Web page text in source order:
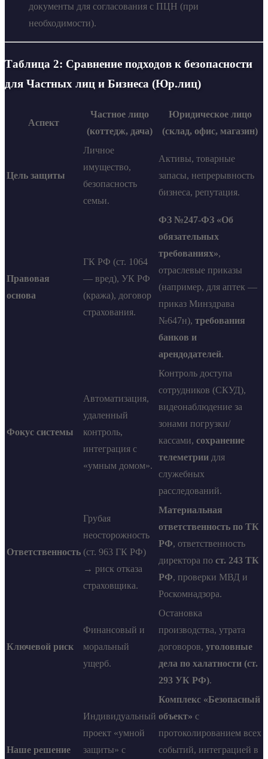
документы для согласования с ПЦН (при
необходимости).
Таблица 2: Сравнение подходов к безопасности
для Частных лиц и Бизнеса (Юр.лиц)
Аспект
Частное лицо
(коттедж, дача)
Юридическое лицо
(склад, офис, магазин)
Цель защиты
Личное
имущество,
безопасность
семьи.
Активы, товарные
запасы, непрерывность
бизнеса, репутация.
Правовая
основа
ГК РФ (ст. 1064
— вред), УК РФ
(кража), договор
страхования.
ФЗ №247-ФЗ «Об
обязательных
требованиях»,
отраслевые приказы
(например, для аптек —
приказ Минздрава
№647н), требования
банков и
арендодателей.
Фокус системы
Автоматизация,
удаленный
контроль,
интеграция с
«умным домом».
Контроль доступа
сотрудников (СКУД),
видеонаблюдение за
зонами погрузки/
кассами, сохранение
телеметрии для
служебных
расследований.
Ответственность
Грубая
неосторожность
(ст. 963 ГК РФ)
→ риск отказа
страховщика.
Материальная
ответственность по ТК
РФ, ответственность
директора по ст. 243 ТК
РФ, проверки МВД и
Роскомнадзора.
Ключевой риск
Финансовый и
моральный
ущерб.
Остановка
производства, утрата
договоров, уголовные
дела по халатности (ст.
293 УК РФ).
Наше решение
Индивидуальный
проект «умной
защиты» с
Комплекс «Безопасный
объект» с
протоколированием всех
событий, интеграцией в